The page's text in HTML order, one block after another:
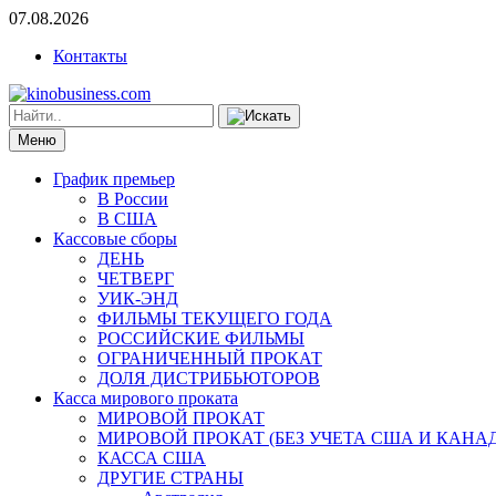
07.08.2026
Контакты
Меню
График премьер
В России
В США
Кассовые сборы
ДЕНЬ
ЧЕТВЕРГ
УИК-ЭНД
ФИЛЬМЫ ТЕКУЩЕГО ГОДА
РОССИЙСКИЕ ФИЛЬМЫ
ОГРАНИЧЕННЫЙ ПРОКАТ
ДОЛЯ ДИСТРИБЬЮТОРОВ
Касса мирового проката
МИРОВОЙ ПРОКАТ
МИРОВОЙ ПРОКАТ (БЕЗ УЧЕТА США И
КАССА США
ДРУГИЕ СТРАНЫ